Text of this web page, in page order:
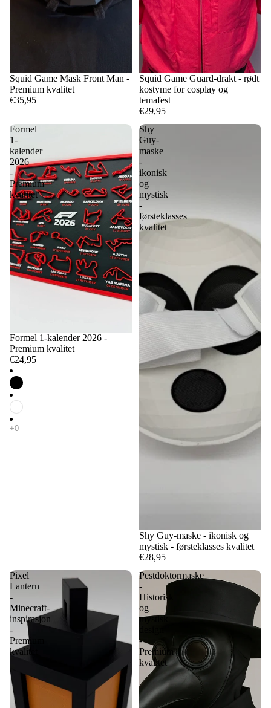
Squid Game Mask Front Man -
Premium kvalitet
€35,95
Squid Game Guard-drakt - rødt
kostyme for cosplay og
temafest
€29,95
Formel
1-
kalender
2026
-
Premium
kvalitet
Formel 1-kalender 2026 -
Premium kvalitet
€24,95
Shy
Guy-
maske
-
ikonisk
og
mystisk
-
førsteklasses
kvalitet
Shy Guy-maske - ikonisk og
mystisk - førsteklasses kvalitet
€28,95
Pixel
Lantern
-
Minecraft-
inspirasjon
-
Premium
kvalitet
Pestdoktormaske
-
Historisk
og
mystisk
-
Premium
kvalitet